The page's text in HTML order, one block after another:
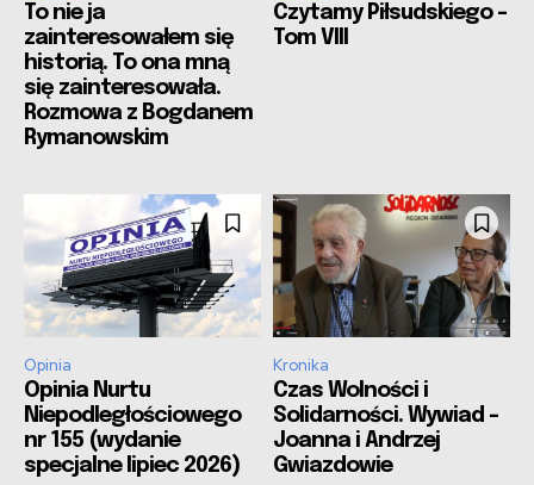
To nie ja
zainteresowałem się
historią. To ona mną
się zainteresowała.
Rozmowa z Bogdanem
Rymanowskim
Czytamy Piłsudskiego –
Tom VIII
Opinia
Opinia Nurtu
Niepodległościowego
nr 155 (wydanie
specjalne lipiec 2026)
Kronika
Czas Wolności i
Solidarności. Wywiad –
Joanna i Andrzej
Gwiazdowie